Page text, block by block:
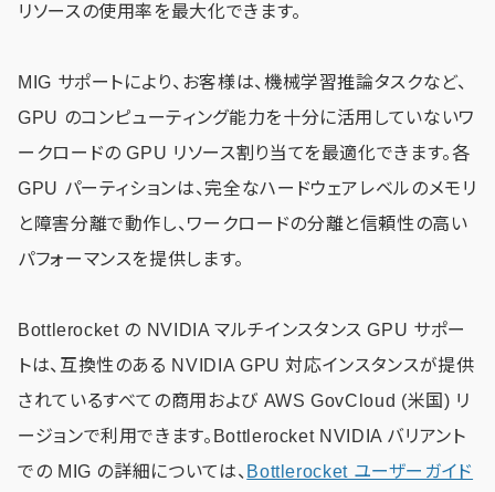
リソースの使用率を最大化できます。
MIG サポートにより、お客様は、機械学習推論タスクなど、
GPU のコンピューティング能力を十分に活用していないワ
ークロードの GPU リソース割り当てを最適化できます。各
GPU パーティションは、完全なハードウェアレベルのメモリ
と障害分離で動作し、ワークロードの分離と信頼性の高い
パフォーマンスを提供します。
Bottlerocket の NVIDIA マルチインスタンス GPU サポー
トは、互換性のある NVIDIA GPU 対応インスタンスが提供
されているすべての商用および AWS GovCloud (米国) リ
ージョンで利用できます。Bottlerocket NVIDIA バリアント
での MIG の詳細については、 Bottlerocket ユーザーガイド